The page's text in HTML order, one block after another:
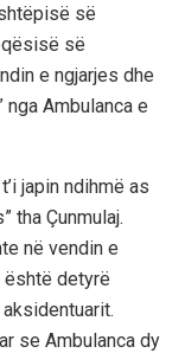
së
së
e ngjarjes dhe
nga Ambulanca e
japin ndihmë as
tha Çunmulaj.
në vendin e
është detyrë
se Ambulanca dy